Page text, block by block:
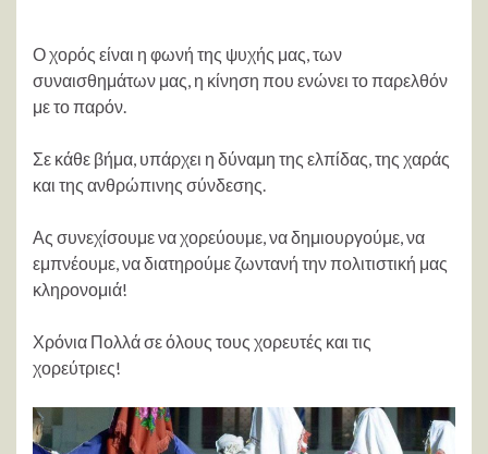
Ο χορός είναι η φωνή της ψυχής μας, των
συναισθημάτων μας, η κίνηση που ενώνει το παρελθόν
με το παρόν.​
Σε κάθε βήμα, υπάρχει η δύναμη της ελπίδας, της χαράς
και της ανθρώπινης σύνδεσης.
Ας συνεχίσουμε να χορεύουμε, να δημιουργούμε, να
εμπνέουμε, να διατηρούμε ζωντανή την πολιτιστική μας
κληρονομιά!
Χρόνια Πολλά σε όλους τους χορευτές και τις
χορεύτριες!​